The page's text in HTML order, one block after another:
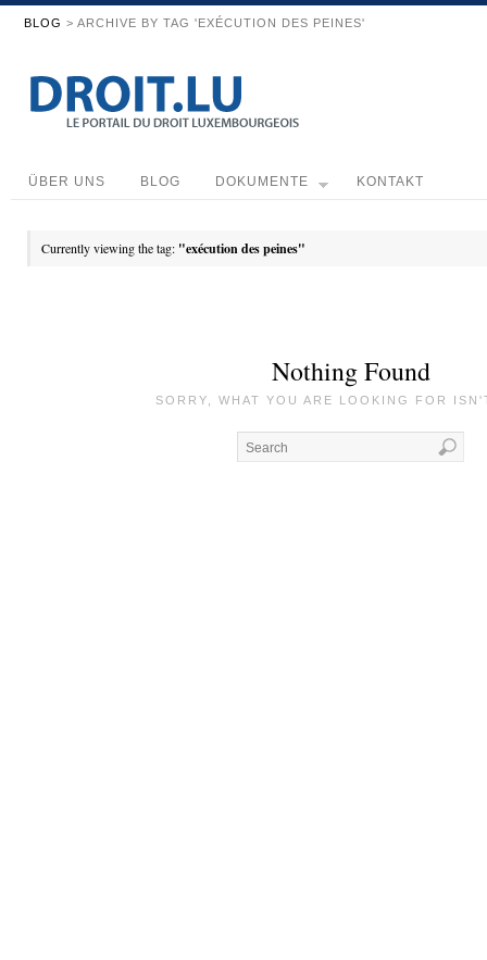
BLOG > ARCHIVE BY TAG 'EXÉCUTION DES PEINES'
ÜBER UNS BLOG DOKUMENTE KONTAKT
Currently viewing the tag: "exécution des peines"
Nothing Found
SORRY, WHAT YOU ARE LOOKING FOR